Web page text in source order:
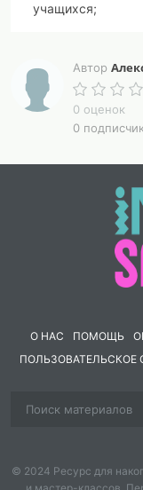
учащихся;
- прививать
Ход занятия:
– Добрый день,
обычный урок, а
Незаметно
Правильно -
В вышине над
Осень нас на
И природа чудно
Автор
0 оценок
0
О НАС ПОМОЩЬ
ПОЛЬЗОВАТЕЛЬСКОЕ
© 2024 Ресурс для